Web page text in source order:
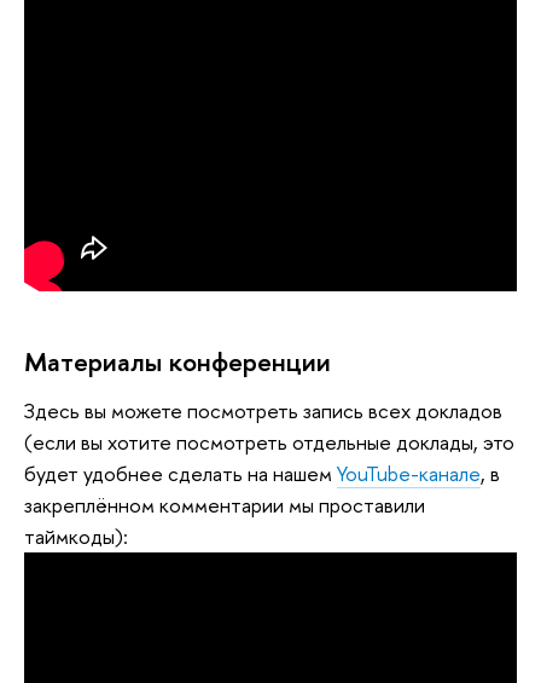
Материалы конференции
Здесь вы можете посмотреть запись всех докладов
(если вы хотите посмотреть отдельные доклады, это
будет удобнее сделать на нашем YouTube-канале, в
закреплённом комментарии мы проставили
таймкоды):